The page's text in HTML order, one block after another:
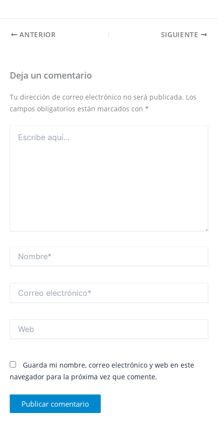
ANTERIOR SIGUIENTE
Deja un comentario
Tu dirección de correo electrónico no será publicada. Los
campos obligatorios están marcados con *
aquí...
electrónico*
Guarda mi nombre, correo electrónico y web en este
navegador para la próxima vez que comente.